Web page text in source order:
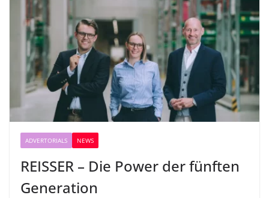
ADVERTORIALS NEWS
REISSER – Die Power der fünften
Generation